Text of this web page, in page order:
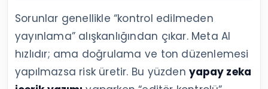
Sorunlar genellikle “kontrol edilmeden
yayınlama” alışkanlığından çıkar. Meta AI
hızlıdır; ama doğrulama ve ton düzenlemesi
yapılmazsa risk üretir. Bu yüzden yapay zeka